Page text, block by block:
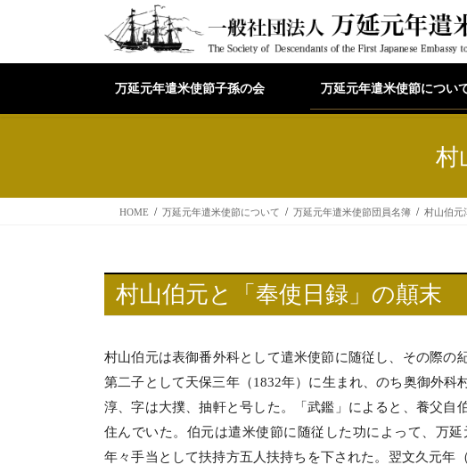
ン
ー
万延元年遣米使節子孫の会 万延元年遣米使節につい
村
HOME 万延元年遣米使節について 万延元年遣米使節団員名簿 村山伯元
村山伯元と「奉使日録」の顛末
村山伯元は表御番外科として遣米使節に随従し、その際の
第二子として天保三年（1832年）に生まれ、のち奥御外
淳、字は大撲、抽軒と号した。「武鑑」によると、養父自
住んでいた。伯元は遣米使節に随従した功によって、万延
年々手当として扶持方五人扶持ちを下された。翌文久元年